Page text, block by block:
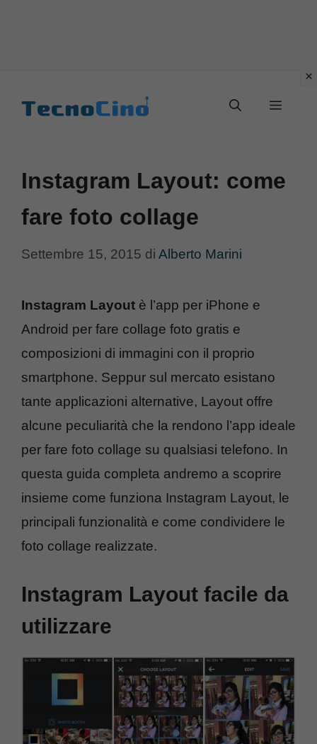
Menu
Instagram Layout: come
fare foto collage
Settembre 15, 2015 di Alberto Marini
Instagram Layout è l’app per iPhone e
Android per fare collage foto gratis e
composizioni di immagini con il proprio
smartphone. Seppur sul mercato esistano
tante applicazioni alternative, Layout offre
alcune peculiarità che la rendono l’app ideale
per fare foto collage su qualsiasi telefono. In
questa guida completa andremo a scoprire
insieme come funziona Instagram Layout, le
principali funzionalità e come condividere le
foto collage realizzate.
Instagram Layout facile da
utilizzare